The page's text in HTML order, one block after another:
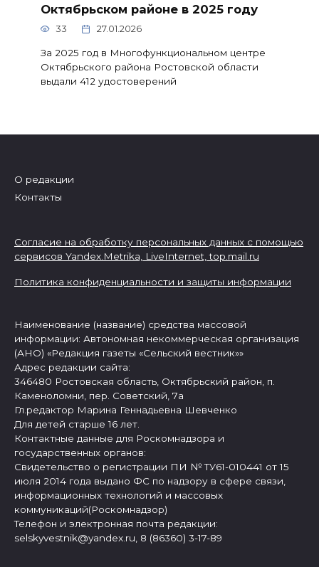
Октябрьском районе в 2025 году
33 27.01.2026
За 2025 год в Многофункциональном центре
Октябрьского района Ростовской области
выдали 412 удостоверений
О редакции
Контакты
Согласие на обработку персональных данных с помощью
сервисов Yandex.Metrika, LiveInternet,top.mail.ru
Политика конфиденциальности и защиты информации
Наименование (название) средства массовой
информации: Автономная некоммерческая организация
(АНО) «Редакция газеты «Сельский вестник»»
Адрес редакции сайта:
346480 Ростовская область, Октябрьский район, п.
Каменоломни, пер. Советский, 7а
Гл.редактор Марина Геннадьевна Шевченко
Для детей старше 16 лет.
Контактные данные для Роскомнадзора и
государственных органов:
Свидетельство о регистрации ПИ № ТУ61-010441 от 15
июля 2014 года выдано ФС по надзору в сфере связи,
информационных технологий и массовых
коммуникаций(Роскомнадзор)
Телефон и электронная почта редакции:
selskyvestnik@yandex.ru, 8 (86360) 3-17-89